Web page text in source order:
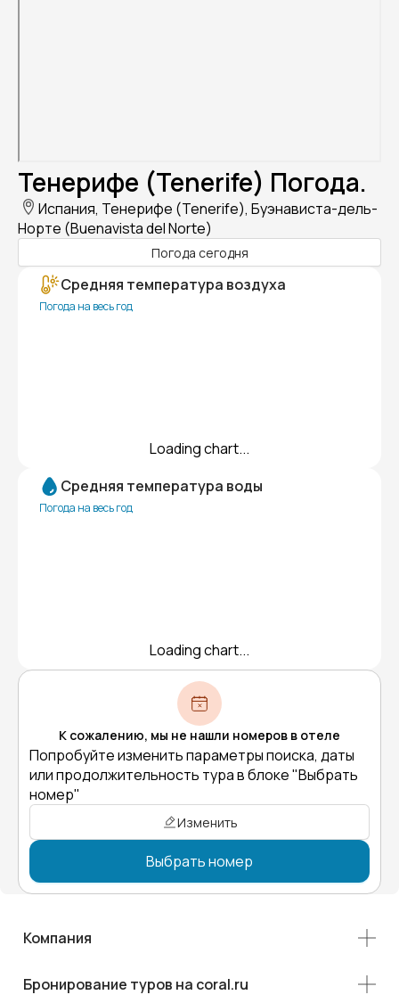
Тенерифе (Tenerife) Погода.
Испания, Тенерифе (Tenerife), Буэнависта-дель-
Норте (Buenavista del Norte)
Погода сегодня
Средняя температура воздуха
Погода на весь год
Loading chart...
Средняя температура воды
Погода на весь год
Loading chart...
К сожалению, мы не нашли номеров в отеле
Попробуйте изменить параметры поиска, даты
или продолжительность тура в блоке "Выбрать
номер"
Изменить
Выбрать номер
Компания
Бронирование туров на coral.ru